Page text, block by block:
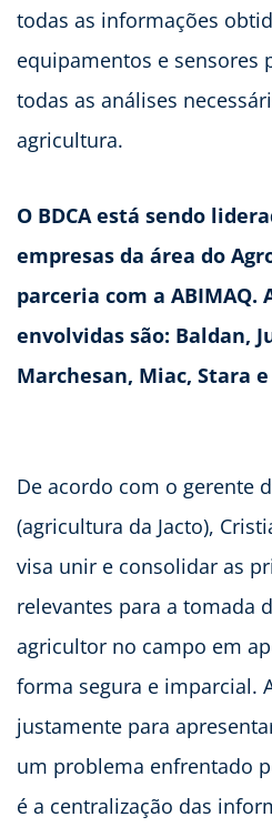
todas as informações
equipamentos e sensores
todas as análises
agricultura.
O BDCAestá sendo
empresas da área do
parceria com a ABIMAQ.
envolvidas são: Baldan,
Marchesan, Miac, Stara
De acordo com o gerente
(agricultura da Jacto),
visa unir e consolidar as
relevantes para a tomada
agricultor no campo em
forma segura e imparcial.
justamente para
um problema enfrentado
é a centralização das